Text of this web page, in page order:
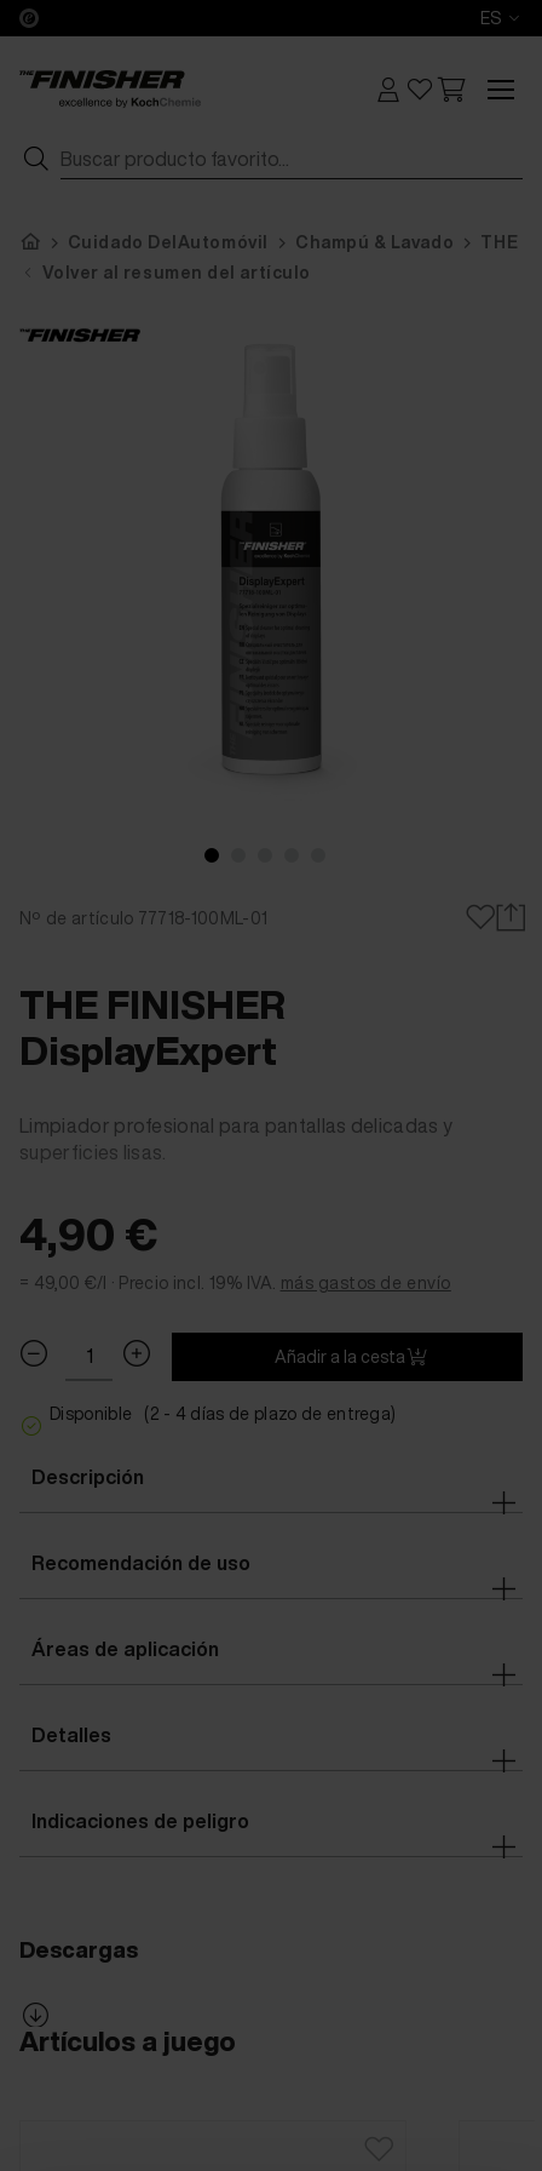
ES
Cuidado DelAutomóvil Champú & Lavado
THE
Volver al resumen del artículo
Nº de artículo 77718-100ML-01
THE FINISHER
DisplayExpert
Limpiador profesional para pantallas delicadas y
superficies lisas.
4,90 €
= 49,00 €/l · Precio incl. 19% IVA. más gastos de envío
Añadir a la cesta
Disponible (2 - 4 días de plazo de entrega)
Descripción
Recomendación de uso
Áreas de aplicación
Detalles
Indicaciones de peligro
Descargas
Artículos a juego